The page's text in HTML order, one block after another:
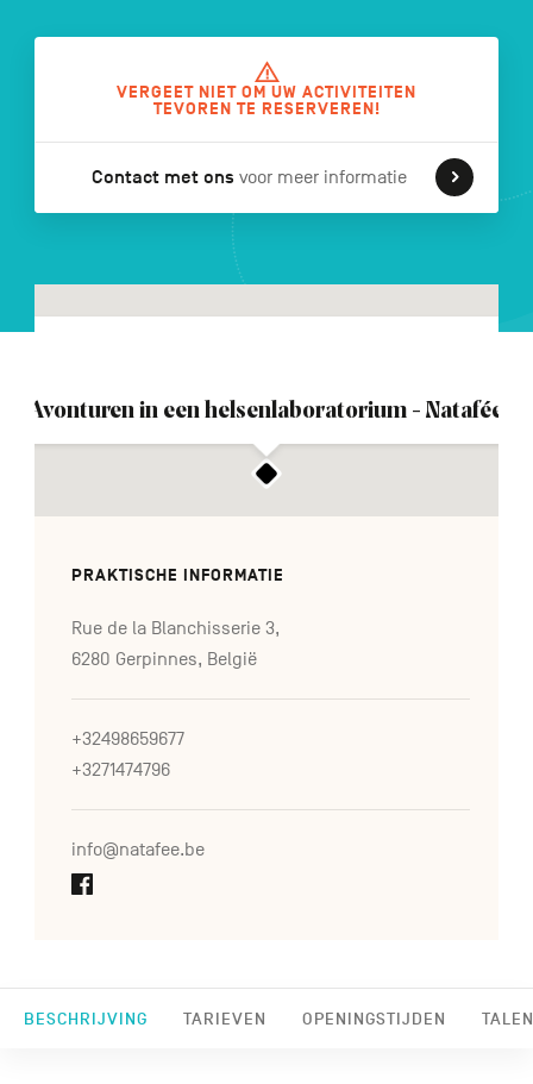
FR DE EN
Navigation
VERGEET NIET OM UW ACTIVITEITEN
TEVOREN TE RESERVEREN!
Contact met ons voor meer informatie
BESCHRIJVING TARIEVEN OPENINGSTIJDEN
Avonturen in een helsenlaboratorium - Natafée
PRAKTISCHE INFORMATIE
Rue de la Blanchisserie 3,
6280 Gerpinnes, België
+32498659677
+3271474796
info@natafee.be